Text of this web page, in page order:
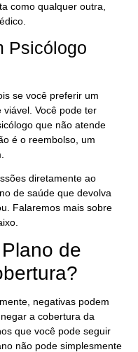
como qualquer outra,
Psicólogo
se você preferir um
Você pode ter
que não atende
é o reembolso, um
diretamente ao
de saúde que devolva
Falaremos mais sobre
de
negativas podem
a cobertura da
que você pode seguir
não pode simplesmente